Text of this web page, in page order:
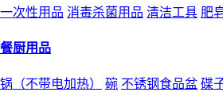
一次性用品 消毒杀菌用品 清洁工具 肥
餐厨用品
锅（不带电加热） 碗 不锈钢食品盆 碟